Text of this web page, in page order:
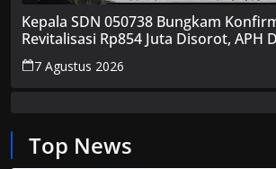
Kepala SDN 050738 Bungkam
Revitalisasi Rp854 Juta Disorot, APH
Tangan
7 Agustus 2026
Top News